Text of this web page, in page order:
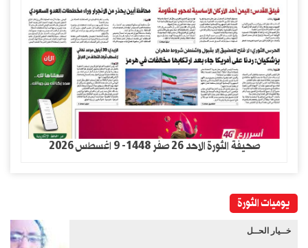
صحيفة الثورة الاحد 26 صفر 1448- 9 اغسطس 2026
يوميات الثورة
خــيار الحــل